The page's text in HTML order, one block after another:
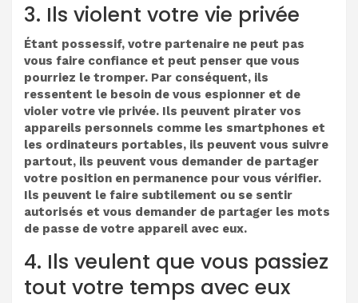
3. Ils violent votre vie privée
Étant possessif, votre partenaire ne peut pas
vous faire confiance et peut penser que vous
pourriez le tromper. Par conséquent, ils
ressentent le besoin de vous espionner et de
violer votre vie privée. Ils peuvent pirater vos
appareils personnels comme les smartphones et
les ordinateurs portables, ils peuvent vous suivre
partout, ils peuvent vous demander de partager
votre position en permanence pour vous vérifier.
Ils peuvent le faire subtilement ou se sentir
autorisés et vous demander de partager les mots
de passe de votre appareil avec eux.
4. Ils veulent que vous passiez
tout votre temps avec eux